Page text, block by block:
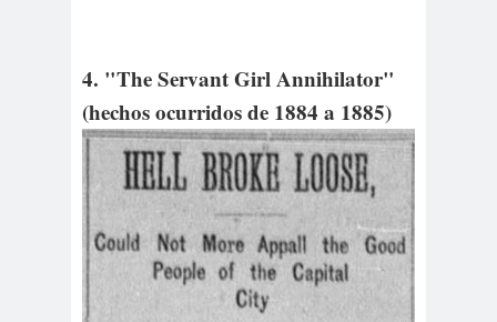
4. "The Servant Girl Annihilator"
(hechos ocurridos de 1884 a 1885)